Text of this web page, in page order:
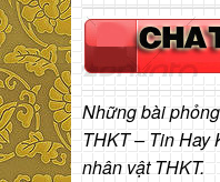
Những bài
THKT – Tin Hay
nhân vật THKT.